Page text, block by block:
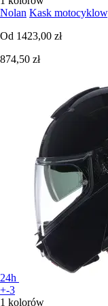
Nolan Kask
Od 1423,00 zł
874,50 zł
24h
+-3
1 kolorów